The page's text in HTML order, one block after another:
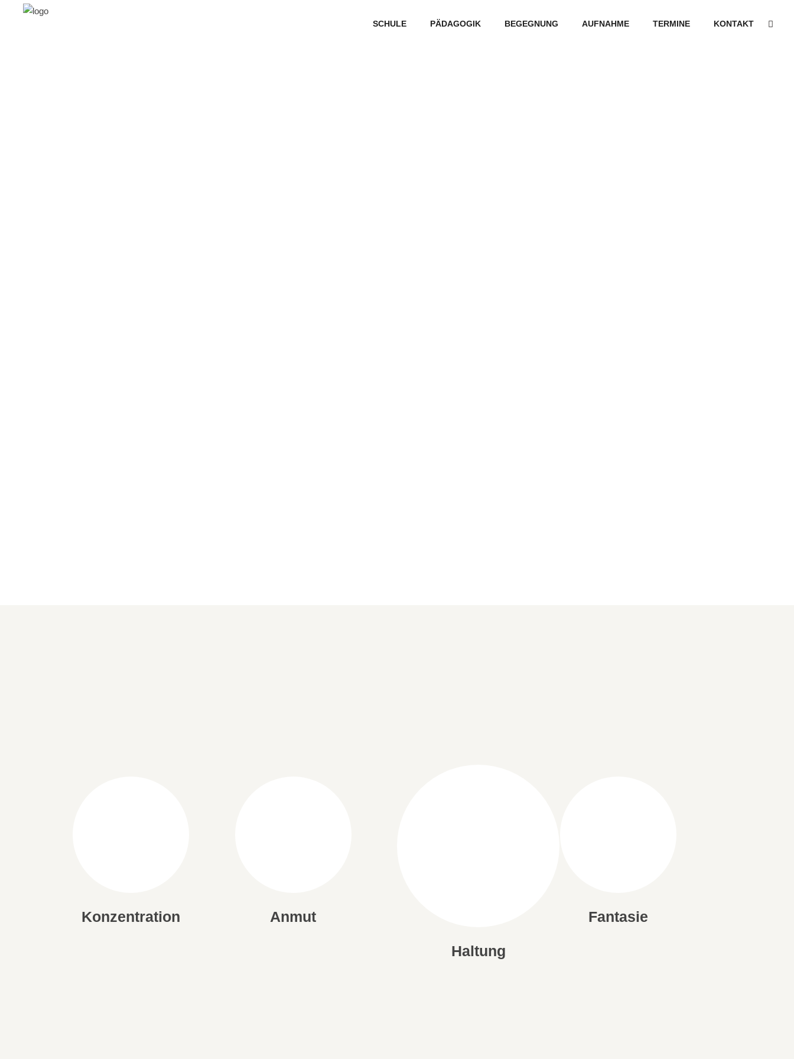
SCHULE PÄDAGOGIK BEGEGNUNG AUFNAHME TERMINE KONTAKT
Konzentration Anmut
Haltung
Fantasie